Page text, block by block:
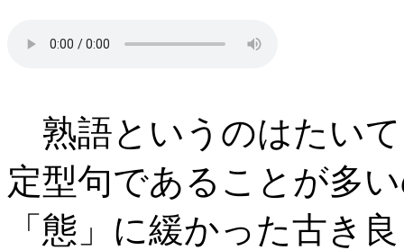
熟語というのはたい
定型句であることが多
「態」に緩かった古き